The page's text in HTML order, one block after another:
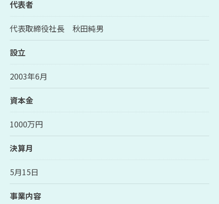
代表者
代表取締役社長 秋田純男
設立
2003年6月
資本金
1000万円
決算月
5月15日
事業内容